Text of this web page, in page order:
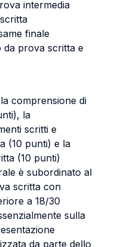
intermedia
finale
prova scritta e
comprensione di
la
scritti e
(10 punti) e la
(10 punti)
è subordinato al
scritta con
a 18/30
sulla
da parte dello